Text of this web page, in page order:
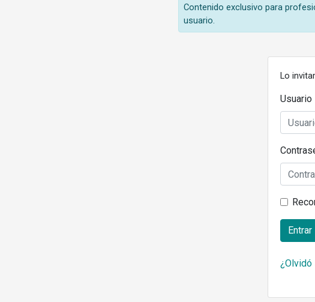
Contenido exclusivo para
usuario.
Lo
Usuario
Entrar
¿Olvidó